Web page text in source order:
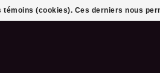
(cookies). Ces derniers nous